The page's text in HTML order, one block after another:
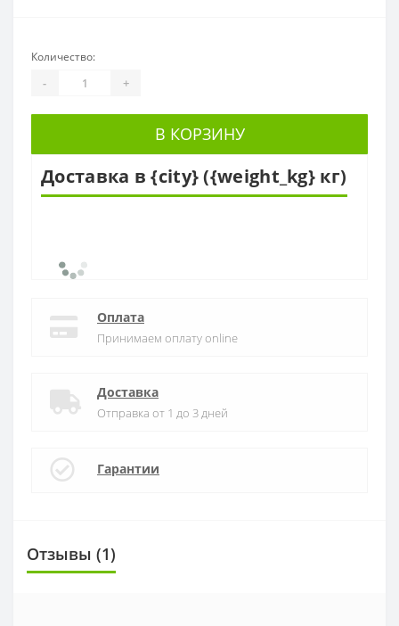
Количество:
- +
В КОРЗИНУ
Доставка в {city} ({weight_kg} кг)
Оплата
Принимаем оплату online
Доставка
Отправка от 1 до 3 дней
Гарантии
Отзывы (1)